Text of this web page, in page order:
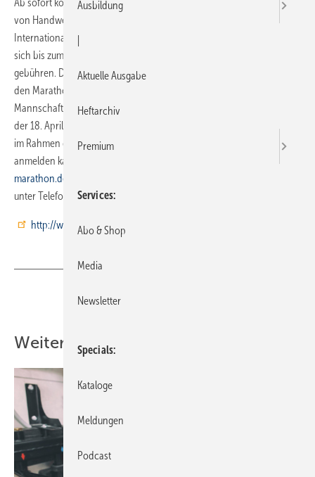
Ab sofort können sich laufbegeisterte Handwerker sowie Mitarbeiter
von Handwerksbetrieben und -organisationen zu den 12.
Internationalen Handwerksmeisterschaften am 6. Mai anmelden. Wer
sich bis zum 31. Januar anmeldet, profitiert von günstigeren Start­
gebühren. Die Gebühr für den Halbmarathon beträgt 25 Euro und für
den Marathon 35 Euro. Die Teilnahme an weiteren Sonder- und
Mannschaftswertungen ist parallel dazu möglich. Anmeldeschluss ist
der 18. April. Danach sind nur noch Nachmeldungen am 5. und 6. Mai
im Rahmen der Marathonmesse möglich. Ganz bequem online
anmelden kann man sich auf der Website
marathon.de/
unter Telefon (0 71 31) 7 91-1 06 und unter
http://www.hwk-heilbronn.de/handwerksmeisterschaften
Teilen
Weitere Inhalte
Ausbildung
Aktuelle Ausgabe
Heftarchiv
Premium
Services
Abo & Shop
Media
Newsletter
Specials
Kataloge
Meldungen
Podcast